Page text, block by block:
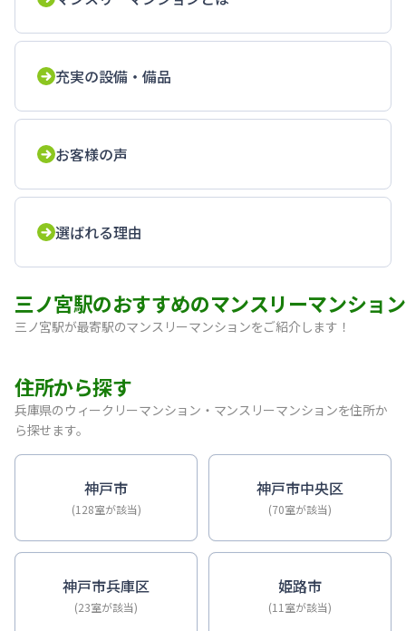
充実の設備・備品
お客様の声
選ばれる理由
三ノ宮駅のおすすめのマンスリーマンション
三ノ宮駅が最寄駅のマンスリーマンションをご紹介します！
【三宮・花時計前】SステイEL神戸三宮磯上通｜禁煙ルー
【神戸・三宮】Sステイ神戸三宮ジアコスモ｜禁煙ルーム
【神戸・三宮】Sステイ三宮ソレイユ｜Wi-Fi無料・禁煙・
【三宮・花時計前】Sステイ三宮駅前ルシール｜禁煙ルー
【神戸・三宮】Sステイ三宮駅前７｜禁煙ルーム・Wi-Fiレ
【三宮・貿易センター】Sステイ三宮貿易センター前2｜
住所から探す
兵庫県のウィークリーマンション・マンスリーマンションを住所か
ら探せます。
神戸市
(128室が該当)
神戸市中央区
(70室が該当)
神戸市兵庫区
(23室が該当)
姫路市
(11室が該当)